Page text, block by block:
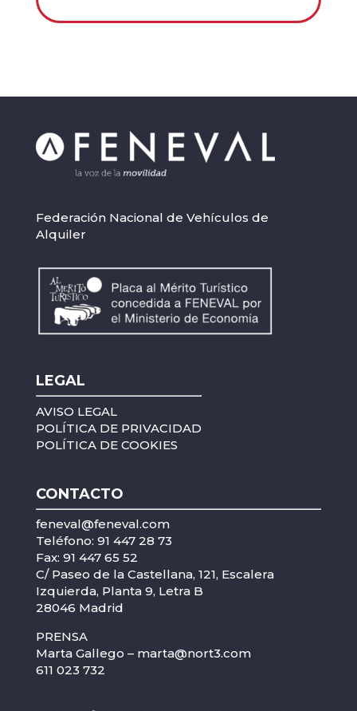
Federación Nacional de Vehículos de
Alquiler
LEGAL
AVISO LEGAL
POLÍTICA DE PRIVACIDAD
POLÍTICA DE COOKIES
CONTACTO
feneval@feneval.com
Teléfono: 91 447 28 73
Fax: 91 447 65 52
C/ Paseo de la Castellana, 121, Escalera
Izquierda, Planta 9, Letra B
28046 Madrid
PRENSA
Marta Gallego – marta@nort3.com
611 023 732